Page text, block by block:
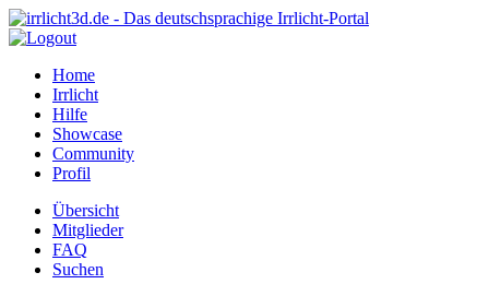
Home
Irrlicht
Hilfe
Showcase
Community
Profil
Übersicht
Mitglieder
FAQ
Suchen